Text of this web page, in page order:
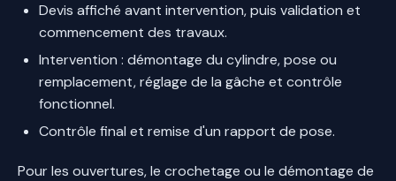
Devis affiché avant intervention, puis validation et
commencement des travaux.
Intervention : démontage du cylindre, pose ou
remplacement, réglage de la gâche et contrôle
fonctionnel.
Contrôle final et remise d'un rapport de pose.
Pour les ouvertures, le crochetage ou le démontage de